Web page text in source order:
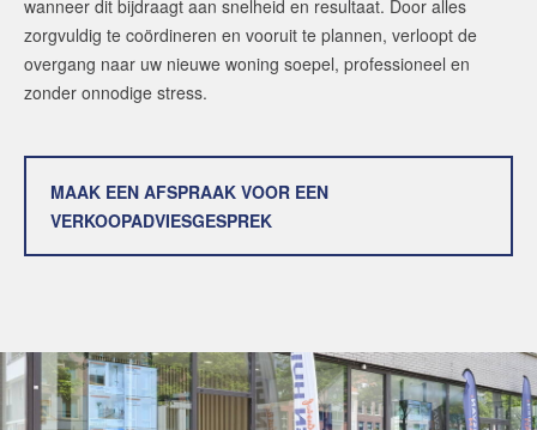
wanneer dit bijdraagt aan snelheid en resultaat. Door alles
zorgvuldig te coördineren en vooruit te plannen, verloopt de
overgang naar uw nieuwe woning soepel, professioneel en
zonder onnodige stress.
MAAK EEN AFSPRAAK VOOR EEN
VERKOOPADVIESGESPREK